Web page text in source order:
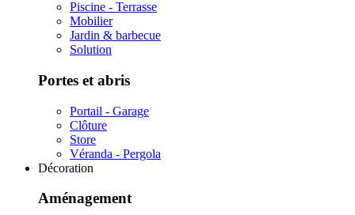
Piscine - Terrasse
Mobilier
Jardin & barbecue
Solution
Portes et abris
Portail - Garage
Clôture
Store
Véranda - Pergola
Décoration
Aménagement